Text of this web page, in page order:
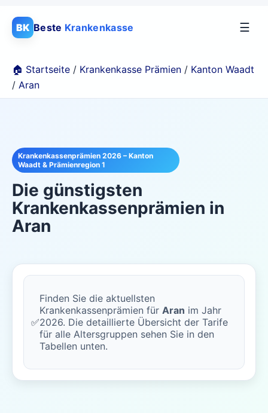
BK Beste Krankenkasse ☰
🏠 Startseite / Krankenkasse Prämien / Kanton Waadt
/ Aran
Krankenkassenprämien 2026 – Kanton
Waadt & Prämienregion 1
Die günstigsten
Krankenkassenprämien in
Aran
✅
Finden Sie die aktuellsten
Krankenkassenprämien für Aran im Jahr
2026. Die detaillierte Übersicht der Tarife
für alle Altersgruppen sehen Sie in den
Tabellen unten.